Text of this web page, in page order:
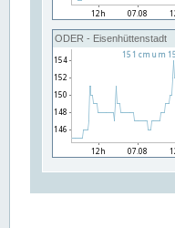
ODER - Eisenhüttenstadt